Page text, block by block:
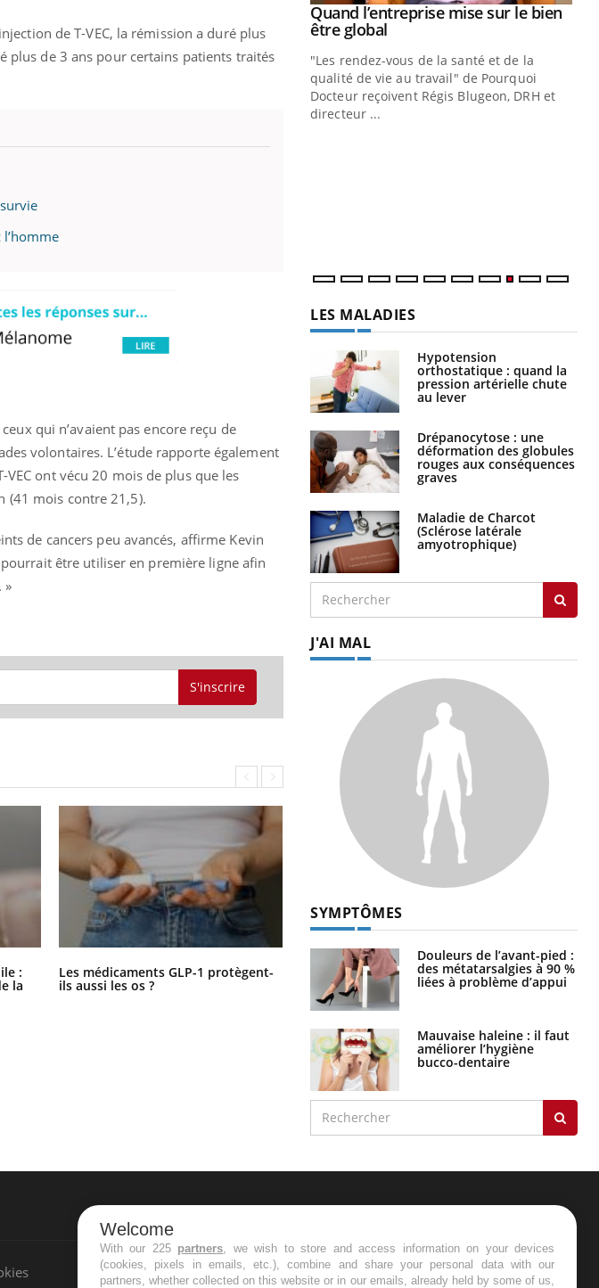
de T-VEC, la rémission a duré plus
plus de 3 ans pour certains patients traités
qui n’avaient pas encore reçu de
volontaires. L’étude rapporte également
ont vécu 20 mois de plus que les
(41 mois contre 21,5).
de cancers peu avancés, affirme Kevin
être utiliser en première ligne afin
»
S'inscrire
:
la
Les médicaments GLP-1 protègent-
ils aussi les os ?
Cytomégalovirus : ce qui change
dans la prise en charge des femmes
enceintes
Youtube
Coup de food sur le diabète, c'est votre
nouveau rendez-vous culinaire qui
Youtube
Quand l’entreprise mise sur le bien
être globalYoutube
"Les rendez-vous de la santé et de la
qualité de vie au travail" de Pourquoi
Docteur reçoivent Régis Blugeon, DRH et
directeur ...
LES MALADIES
Hypotension
orthostatique : quand la
pression artérielle chute
au lever
Drépanocytose : une
déformation des globules
rouges aux conséquences
graves
Maladie de Charcot
(Sclérose latérale
amyotrophique)
J'AI MAL
SYMPTÔMES
Douleurs de l’avant-pied :
des métatarsalgies à 90 %
liées à problème d’appui
Mauvaise haleine : il faut
améliorer l’hygiène
bucco-dentaire
NEWSLETTER
Recevez toutes les semaines les meilleures
infos santé
Welcome
With our 225 partners, we wish to store and access information on your devices
(cookies, pixels in emails, etc.), combine and share your personal data with our
partners, whether collected on this website or in our emails, already held by some of us,